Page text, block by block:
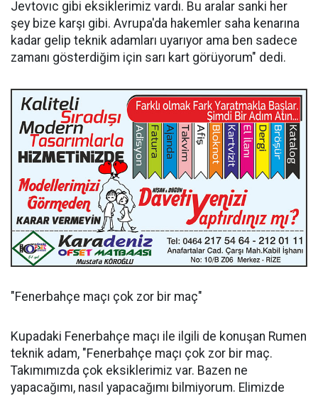
Jevtovıc gibi eksiklerimiz vardı. Bu aralar sanki her
şey bize karşı gibi. Avrupa'da hakemler saha kenarına
kadar gelip teknik adamları uyarıyor ama ben sadece
zamanı gösterdiğim için sarı kart görüyorum" dedi.
"Fenerbahçe maçı çok zor bir maç"
Kupadaki Fenerbahçe maçı ile ilgili de konuşan Rumen
teknik adam, "Fenerbahçe maçı çok zor bir maç.
Takımımızda çok eksiklerimiz var. Bazen ne
yapacağımı, nasıl yapacağımı bilmiyorum. Elimizde